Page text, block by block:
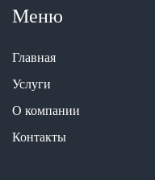
Меню
Главная
Услуги
О компании
Контакты